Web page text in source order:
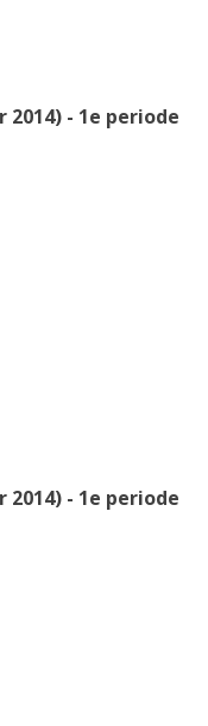
2014) - 1e periode
2014) - 1e periode